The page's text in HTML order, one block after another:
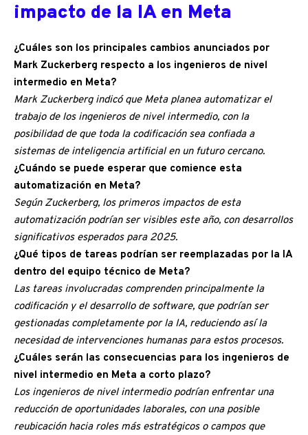
impacto de la IA en Meta
¿Cuáles son los principales cambios anunciados por
Mark Zuckerberg respecto a los ingenieros de nivel
intermedio en Meta?
Mark Zuckerberg indicó que Meta planea automatizar el
trabajo de los ingenieros de nivel intermedio, con la
posibilidad de que toda la codificación sea confiada a
sistemas de inteligencia artificial en un futuro cercano.
¿Cuándo se puede esperar que comience esta
automatización en Meta?
Según Zuckerberg, los primeros impactos de esta
automatización podrían ser visibles este año, con desarrollos
significativos esperados para 2025.
¿Qué tipos de tareas podrían ser reemplazadas por la IA
dentro del equipo técnico de Meta?
Las tareas involucradas comprenden principalmente la
codificación y el desarrollo de software, que podrían ser
gestionadas completamente por la IA, reduciendo así la
necesidad de intervenciones humanas para estos procesos.
¿Cuáles serán las consecuencias para los ingenieros de
nivel intermedio en Meta a corto plazo?
Los ingenieros de nivel intermedio podrían enfrentar una
reducción de oportunidades laborales, con una posible
reubicación hacia roles más estratégicos o campos que